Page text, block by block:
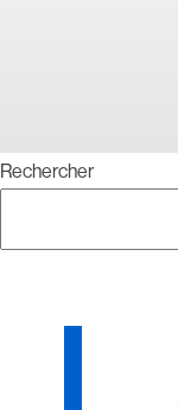
Rechercher